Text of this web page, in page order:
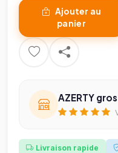
Ajouter au
panier
AZERTY gros
Livraison rapide